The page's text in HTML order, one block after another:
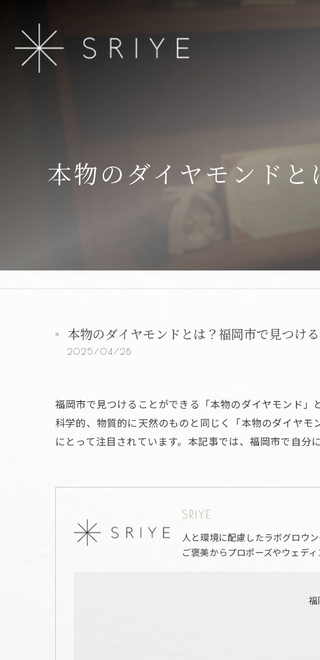
本物のダイヤモンド
本物のダイヤモンドとは？福岡市で見つけ
2025/04/28
福岡市で見つけることができる「本物のダイヤモンド
科学的、物質的に天然のものと同じく「本物のダイヤ
にとって注目されています。本記事では、福岡市で自分
SRIYE
人と環境に配慮したラボグロウ
ご褒美からプロポーズやウェデ
福